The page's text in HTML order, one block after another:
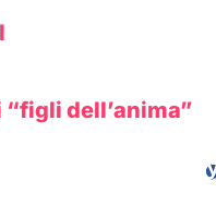
dell’anima”